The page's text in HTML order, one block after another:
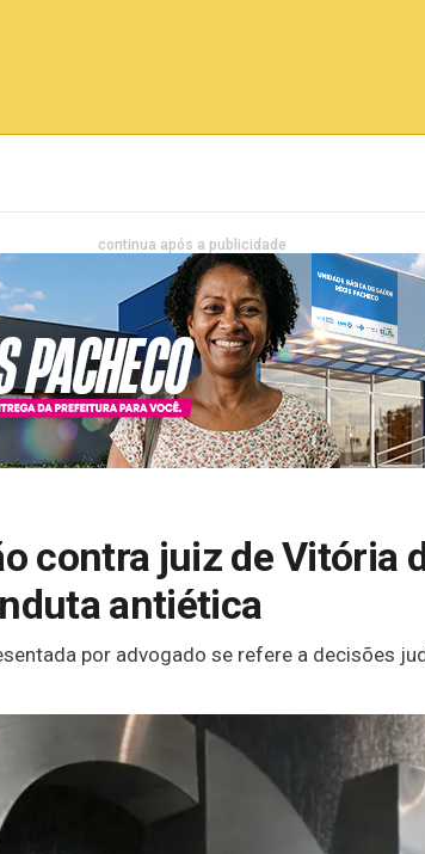
continua após a publicidade
contra juiz de Vitória
antiética
por advogado se refere a decisões